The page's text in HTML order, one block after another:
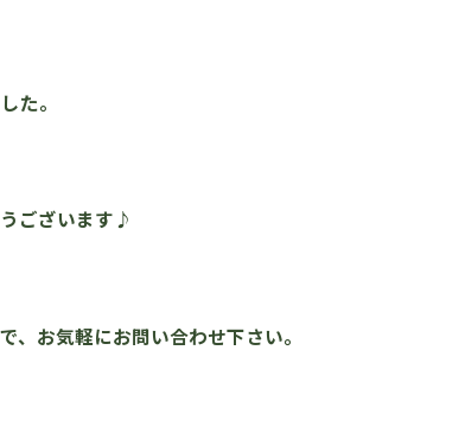
た。
ございます♪
、お気軽にお問い合わせ下さい。